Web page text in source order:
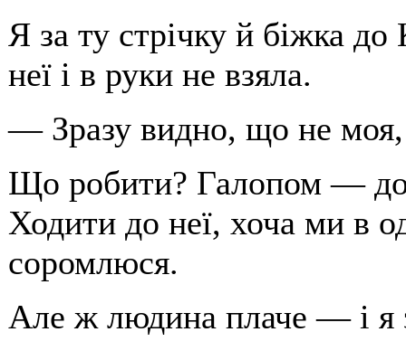
Я за ту стрічку й біжка до
неї і в руки не взяла.
— Зразу видно, що не
Що робити? Галопом — до
Ходити до неї, хоча ми в
соромлюся.
Але ж людина плаче — і я